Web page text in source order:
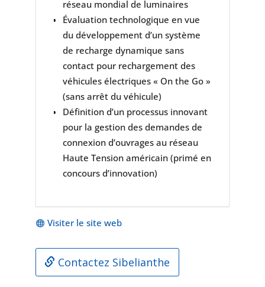
réseau mondial de luminaires
Évaluation technologique en vue
du développement d’un système
de recharge dynamique sans
contact pour rechargement des
véhicules électriques « On the Go »
(sans arrêt du véhicule)
Définition d’un processus innovant
pour la gestion des demandes de
connexion d’ouvrages au réseau
Haute Tension américain (primé en
concours d’innovation)
Visiter le site web
Contactez Sibelianthe